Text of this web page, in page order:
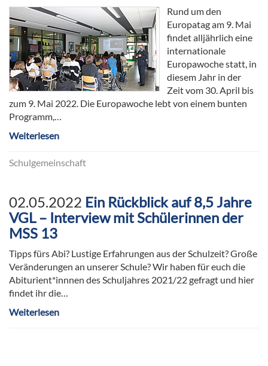
Rund um den
Europatag am 9. Mai
findet alljährlich eine
internationale
Europawoche statt, in
diesem Jahr in der
Zeit vom 30. April bis
zum 9. Mai 2022. Die Europawoche lebt von einem bunten
Programm,…
Weiterlesen
Schulgemeinschaft
02.05.2022 Ein Rückblick auf 8,5 Jahre
VGL – Interview mit Schülerinnen der
MSS 13
Tipps fürs Abi? Lustige Erfahrungen aus der Schulzeit? Große
Veränderungen an unserer Schule? Wir haben für euch die
Abiturient*innnen des Schuljahres 2021/22 gefragt und hier
findet ihr die…
Weiterlesen